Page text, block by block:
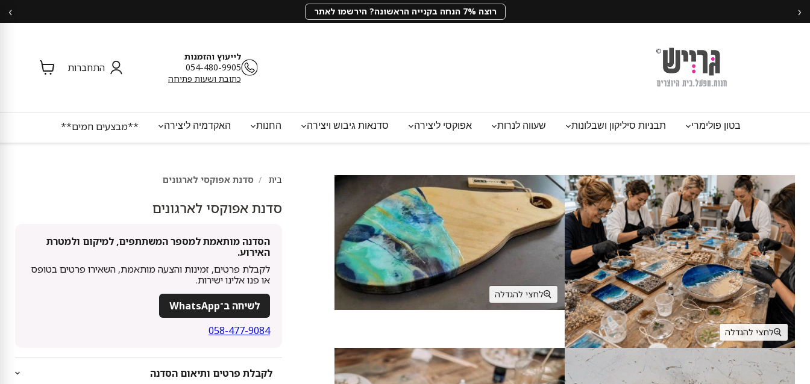
‹ רוצה 7% הנחה בקנייה הראשונה? הירשמו לאתר ›
לייעוץ והזמנות
054-480-9905
כתובת ושעות פתיחה
התחברות
צפי
בטון פולימרי תבניות סיליקון ושבלונות שעווה לנרות אפוקסי ליצירה סדנאות גיבוש ויצירה החנות האקדמיה ליצירה **מבצעים חמים**
לחצי להגדלה
לחצי להגדלה
בית סדנת אפוקסי לארגונים
סדנת אפוקסי לארגונים
הסדנה מותאמת למספר המשתתפים, למיקום ולמטרת
האירוע.
לקבלת פרטים, זמינות והצעה מותאמת, השאירו פרטים בטופס
או פנו אלינו ישירות.
לשיחה ב־WhatsApp
058-477-9084
לקבלת פרטים ותיאום הסדנה